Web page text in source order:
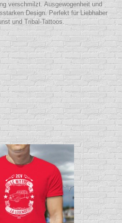
verschmilzt. Ausgewogenheit und
Design. Perfekt für Liebhaber
und Tribal-Tattoos.